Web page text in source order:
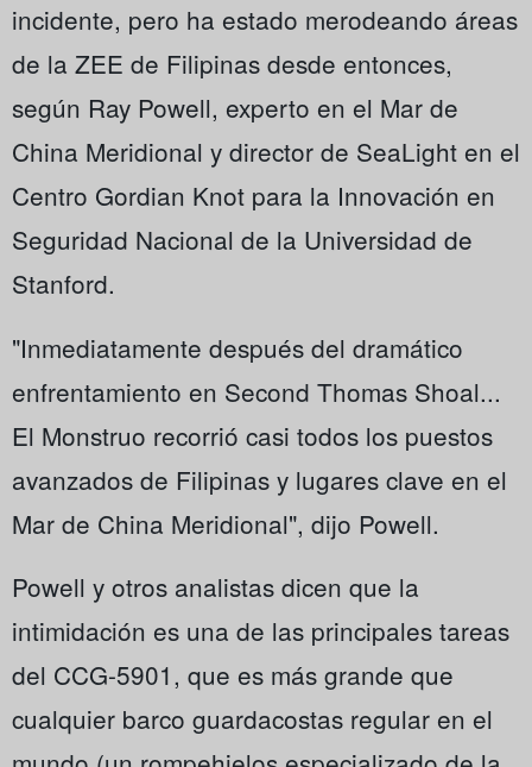
incidente, pero ha estado merodeando áreas
de la ZEE de Filipinas desde entonces,
según Ray Powell, experto en el Mar de
China Meridional y director de SeaLight en el
Centro Gordian Knot para la Innovación en
Seguridad Nacional de la Universidad de
Stanford.
"Inmediatamente después del dramático
enfrentamiento en Second Thomas Shoal...
El Monstruo recorrió casi todos los puestos
avanzados de Filipinas y lugares clave en el
Mar de China Meridional", dijo Powell.
Powell y otros analistas dicen que la
intimidación es una de las principales tareas
del CCG-5901, que es más grande que
cualquier barco guardacostas regular en el